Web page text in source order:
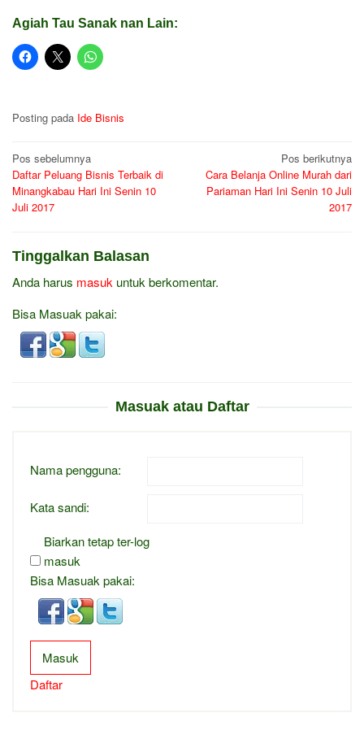
Agiah Tau Sanak nan Lain:
Posting pada Ide Bisnis
Navigasi
pos
Pos sebelumnya
Daftar Peluang Bisnis Terbaik di
Minangkabau Hari Ini Senin 10
Juli 2017
Pos berikutnya
Cara Belanja Online Murah dari
Pariaman Hari Ini Senin 10 Juli
2017
Tinggalkan Balasan
Anda harus masuk untuk berkomentar.
Bisa Masuak pakai:
Masuak atau Daftar
Nama pengguna:
Kata sandi:
Biarkan tetap ter-log
masuk
Bisa Masuak pakai:
Masuk
Daftar